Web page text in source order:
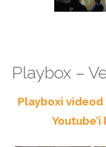
Playbox –
Playboxi